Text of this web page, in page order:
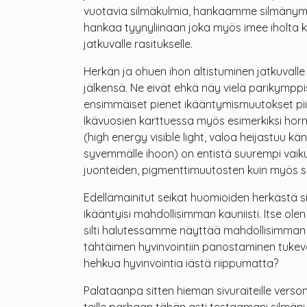
vuotavia silmäkulmia, hankaamme
hankaa tyynyliinaan joka myös imee iholta
jatkuvalle rasitukselle.
Herkän ja ohuen ihon altistuminen
jälkensä. Ne eivät ehkä näy vielä
ensimmäiset pienet ikääntymismuutokset
Ikävuosien karttuessa myös esimerkiksi
(high energy visible light, valoa heijastuu
syvemmälle ihoon) on entistä suurempi
juonteiden, pigmenttimuutosten kuin myös
Edellämainitut seikat huomioiden
ikääntyisi mahdollisimman kauniisti. Itse
silti halutessamme näyttää
tähtäimen hyvinvointiin panostaminen
hehkua hyvinvointia iästä riippumatta?
Palataanpa sitten hieman sivuraiteille